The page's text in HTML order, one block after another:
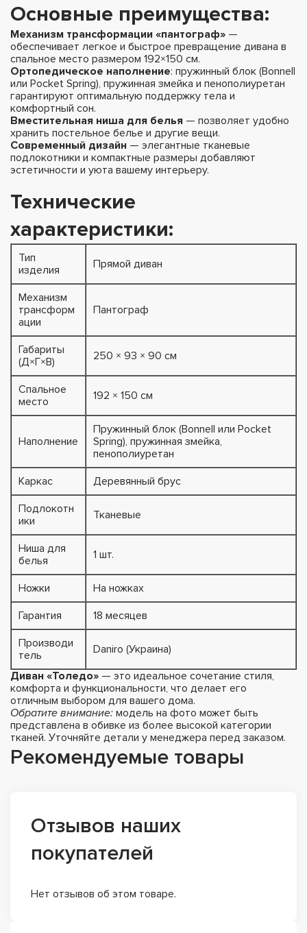
Основные преимущества:
Механизм трансформации «пантограф» —
обеспечивает легкое и быстрое превращение дивана в
спальное место размером 192×150 см.
Ортопедическое наполнение: пружинный блок (Bonnell
или Pocket Spring), пружинная змейка и пенополиуретан
гарантируют оптимальную поддержку тела и
комфортный сон.
Вместительная ниша для белья — позволяет удобно
хранить постельное белье и другие вещи.
Современный дизайн — элегантные тканевые
подлокотники и компактные размеры добавляют
эстетичности и уюта вашему интерьеру.
Технические
характеристики:
Тип
изделия
Прямой диван
Механизм
трансформ
ации
Пантограф
Габариты
(Д×Г×В)
250 × 93 × 90 см
Спальное
место
192 × 150 см
Наполнение
Пружинный блок (Bonnell или Pocket
Spring), пружинная змейка,
пенополиуретан
Каркас
Деревянный брус
Подлокотн
ики
Тканевые
Ниша для
белья
1 шт.
Ножки
На ножках
Гарантия
18 месяцев
Производи
тель
Daniro (Украина)
Диван «Толедо» — это идеальное сочетание стиля,
комфорта и функциональности, что делает его
отличным выбором для вашего дома.
Обратите внимание: модель на фото может быть
представлена в обивке из более высокой категории
тканей. Уточняйте детали у менеджера перед заказом.
Рекомендуемые товары
Отзывов наших
покупателей
Нет отзывов об этом товаре.